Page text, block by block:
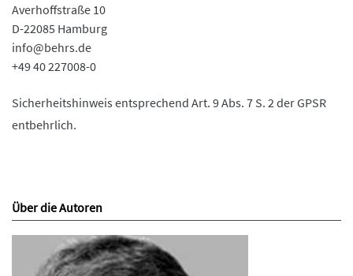
Averhoffstraße 10
D-22085 Hamburg
info@behrs.de
+49 40 227008-0
Sicherheitshinweis entsprechend Art. 9 Abs. 7 S. 2 der GPSR
entbehrlich.
Über die Autoren